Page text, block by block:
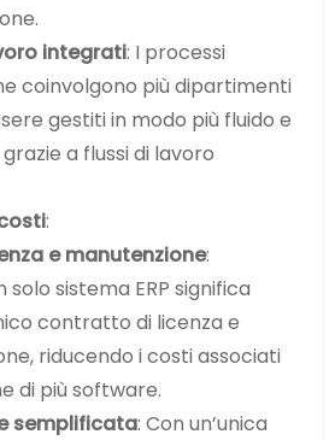
integrati: I processi
coinvolgono più dipartimenti
gestiti in modo più fluido e
a flussi di lavoro
:
e manutenzione:
solo sistema ERP significa
contratto di licenza e
riducendo i costi associati
di più software.
semplificata: Con un’unica